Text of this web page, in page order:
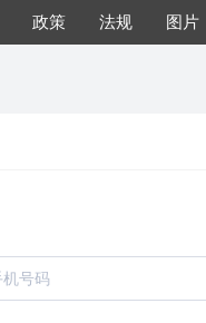
政策 法规 图片